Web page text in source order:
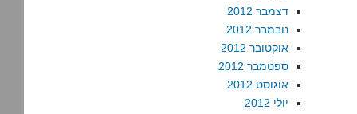
דצמבר 2012
נובמבר 2012
אוקטובר 2012
ספטמבר 2012
אוגוסט 2012
יולי 2012